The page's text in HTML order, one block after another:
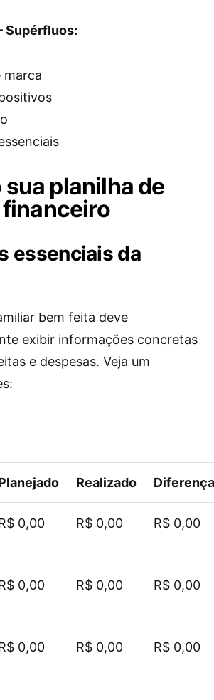
Supérfluos:
marca
sua planilha de
essenciais da
bem feita deve
exibir informações concretas
e despesas. Veja um
Realizado Diferença
0,00 R$ 0,00 R$ 0,00
0,00 R$ 0,00 R$ 0,00
0,00 R$ 0,00 R$ 0,00